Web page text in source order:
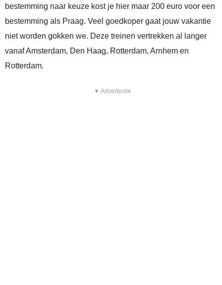
bestemming naar keuze kost je hier maar 200 euro voor een
bestemming als Praag. Veel goedkoper gaat jouw vakantie
niet worden gokken we. Deze treinen vertrekken al langer
vanaf Amsterdam, Den Haag, Rotterdam, Arnhem en
Rotterdam.
▼ Advertentie